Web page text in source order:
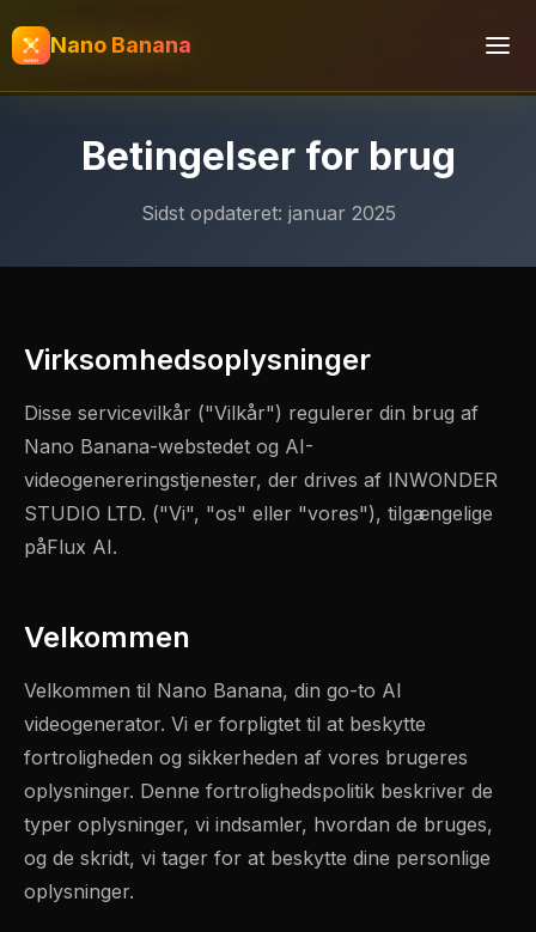
Nano Banana
Betingelser for brug
Sidst opdateret: januar 2025
Virksomhedsoplysninger
Disse servicevilkår ("Vilkår") regulerer din brug af
Nano Banana-webstedet og AI-
videogenereringstjenester, der drives af INWONDER
STUDIO LTD. ("Vi", "os" eller "vores"), tilgængelige
påFlux AI.
Velkommen
Velkommen til Nano Banana, din go-to AI
videogenerator. Vi er forpligtet til at beskytte
fortroligheden og sikkerheden af vores brugeres
oplysninger. Denne fortrolighedspolitik beskriver de
typer oplysninger, vi indsamler, hvordan de bruges,
og de skridt, vi tager for at beskytte dine personlige
oplysninger.